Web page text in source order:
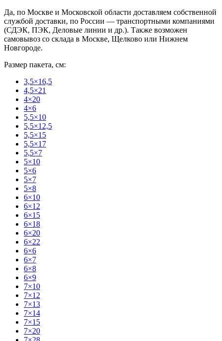
Да, по Москве и Московской области доставляем собственной
службой доставки, по России — транспортными компаниями
(СДЭК, ПЭК, Деловые линии и др.). Также возможен
самовывоз со склада в Москве, Щелково или Нижнем
Новгороде.
Размер пакета, см:
3,5×16,5
4,5×21
4×20
4×6
5,5×10
5,5×12,5
5,5×15
5,5×17
5,5×7
5×10
5×6
5×7
5×8
6×10
6×12
6×15
6×18
6×20
6×22
6×6
6×7
6×8
6×9
7×10
7×12
7×13
7×14
7×15
7×20